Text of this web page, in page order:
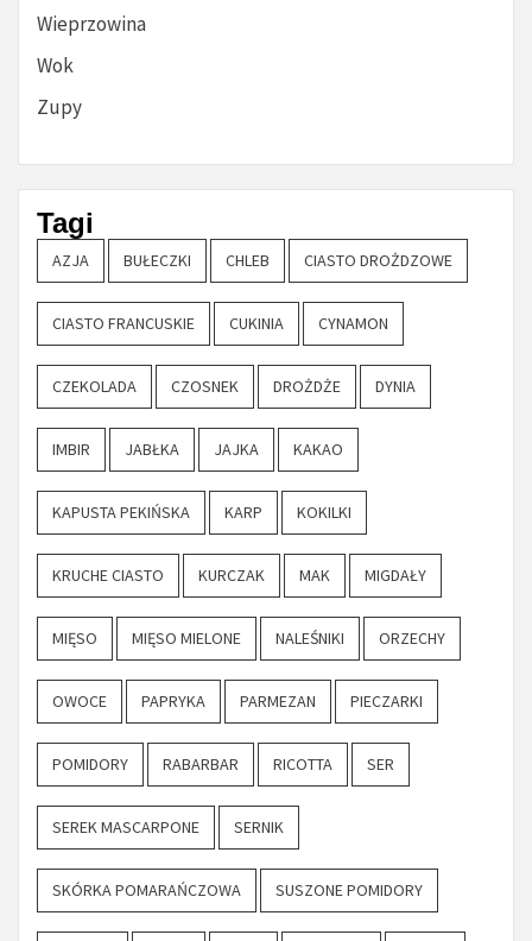
Wieprzowina
Wok
Zupy
Tagi
AZJA BUŁECZKI CHLEB CIASTO DROŻDZOWE
CIASTO FRANCUSKIE CUKINIA CYNAMON
CZEKOLADA CZOSNEK DROŻDŻE DYNIA
IMBIR JABŁKA JAJKA KAKAO
KAPUSTA PEKIŃSKA KARP KOKILKI
KRUCHE CIASTO KURCZAK MAK MIGDAŁY
MIĘSO MIĘSO MIELONE NALEŚNIKI ORZECHY
OWOCE PAPRYKA PARMEZAN PIECZARKI
POMIDORY RABARBAR RICOTTA SER
SEREK MASCARPONE SERNIK
SKÓRKA POMARAŃCZOWA SUSZONE POMIDORY